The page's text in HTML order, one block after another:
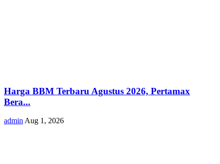
Harga BBM Terbaru Agustus 2026, Pertamax
Bera...
admin Aug 1, 2026